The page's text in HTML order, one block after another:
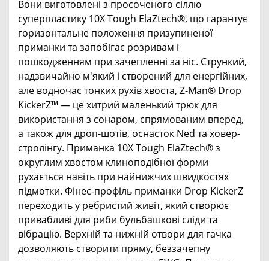
Вони виготовлені з просоченого сіллю
суперпластику 10X Tough ElaZtech®, що гарантує
горизонтальне положення призупиненої
приманки та запобігає розривам і
пошкодженням при зачепленні за ніс. Стрункий,
надзвичайно м'який і створений для енергійних,
але водночас тонких рухів хвоста, Z-Man® Drop
KickerZ™ — це хитрий маленький трюк для
використання з сонаром, спрямованим вперед,
а також для дроп-шотів, оснасток Ned та ховер-
стролінгу. Приманка 10X Tough ElaZtech® з
округлим хвостом клиноподібної форми
рухається навіть при найнижчих швидкостях
підмотки. Фінес-профіль приманки Drop KickerZ
переходить у ребристий живіт, який створює
привабливі для риби бульбашкові сліди та
вібрацію. Верхній та нижній отвори для гачка
дозволяють створити пряму, беззачепну